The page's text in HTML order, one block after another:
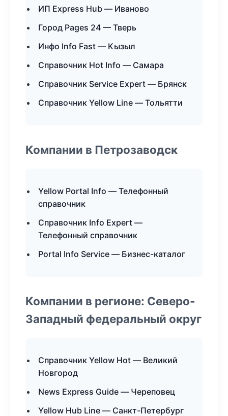
ИП Express Hub — Иваново
Город Pages 24 — Тверь
Инфо Info Fast — Кызыл
Справочник Hot Info — Самара
Справочник Service Expert — Брянск
Справочник Yellow Line — Тольятти
Компании в Петрозаводск
Yellow Portal Info — Телефонный
справочник
Справочник Info Expert —
Телефонный справочник
Portal Info Service — Бизнес-каталог
Компании в регионе: Северо-
Западный федеральный округ
Справочник Yellow Hot — Великий
Новгород
News Express Guide — Череповец
Yellow Hub Line — Санкт-Петербург